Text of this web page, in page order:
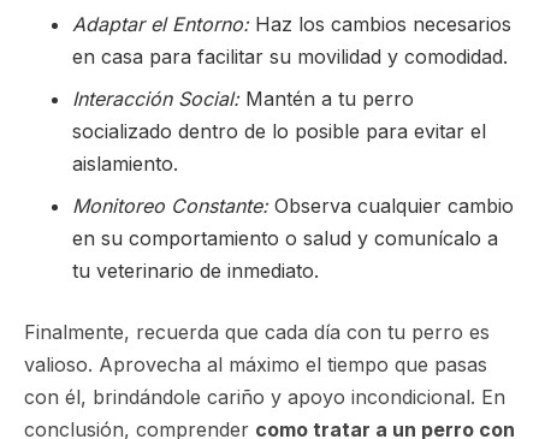
Adaptar el Entorno:Haz los cambios necesarios
en casa para facilitar su movilidad y comodidad.
Interacción Social:Mantén a tu perro
socializado dentro de lo posible para evitar el
aislamiento.
Monitoreo Constante:Observa cualquier cambio
en su comportamiento o salud y comunícalo a
tu veterinario de inmediato.
Finalmente, recuerda que cada día con tu perro es
valioso. Aprovecha al máximo el tiempo que pasas
con él, brindándole cariño y apoyo incondicional. En
conclusión, comprender como tratar a un perro con